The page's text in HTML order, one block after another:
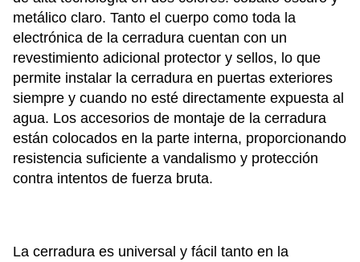
metálico claro. Tanto el cuerpo como toda la
electrónica de la cerradura cuentan con un
revestimiento adicional protector y sellos, lo que
permite instalar la cerradura en puertas exteriores
siempre y cuando no esté directamente expuesta al
agua. Los accesorios de montaje de la cerradura
están colocados en la parte interna, proporcionando
resistencia suficiente a vandalismo y protección
contra intentos de fuerza bruta.
La cerradura es universal y fácil tanto en la